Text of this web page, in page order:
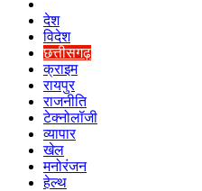
देश
विदेश
छत्तीसगढ़
क्राइम
रायपुर
राजनीति
टेक्नोलॉजी
व्यापार
खेल
मनोरंजन
हेल्थ